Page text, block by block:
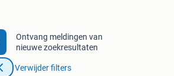
Ontvang meldingen van
nieuwe zoekresultaten
Verwijder filters